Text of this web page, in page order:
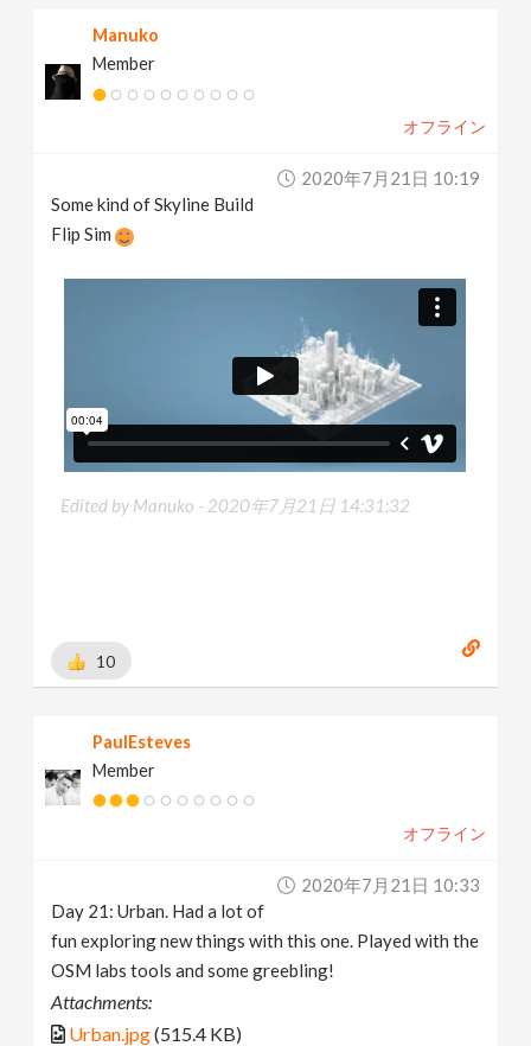
Manuko
Member
オフライン
2020年7月21日 10:19
Some kind of Skyline Build
Flip Sim
Edited by Manuko - 2020年7月21日 14:31:32
10
PaulEsteves
Member
オフライン
2020年7月21日 10:33
Day 21: Urban. Had a lot of
fun exploring new things with this one. Played with the
OSM labs tools and some greebling!
Attachments:
Urban.jpg(515.4 KB)